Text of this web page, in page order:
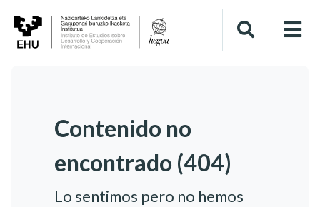
Contenido no
encontrado (404)
Lo sentimos pero no hemos